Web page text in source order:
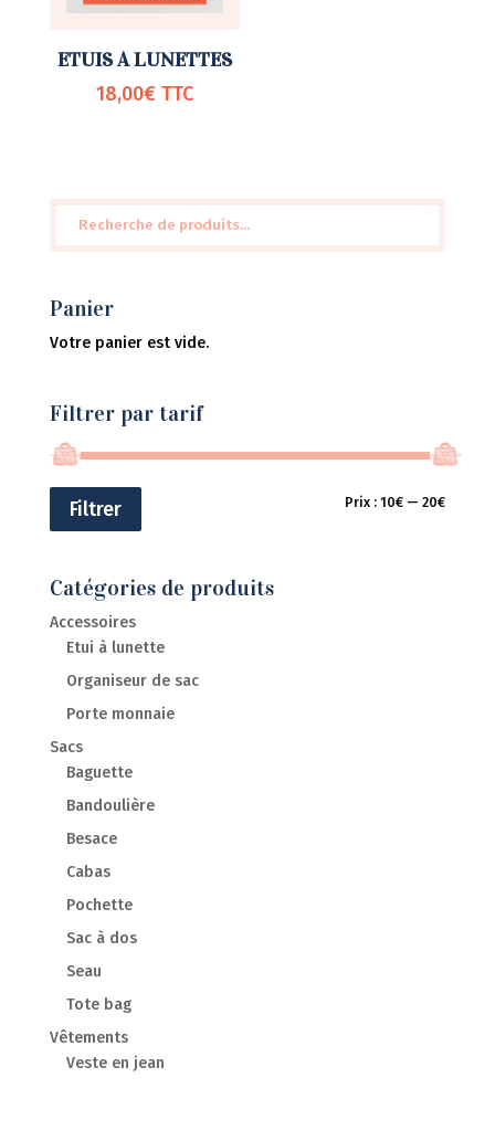
ETUIS A LUNETTES
18,00€ TTC
pour :
Panier
Votre panier est vide.
Filtrer par tarif
Prix
Prix
Filtrer Prix :10€ —20€
Catégories de produits
Accessoires
Etui à lunette
Organiseur de sac
Porte monnaie
Sacs
Baguette
Bandoulière
Besace
Cabas
Pochette
Sac à dos
Seau
Tote bag
Vêtements
Veste en jean